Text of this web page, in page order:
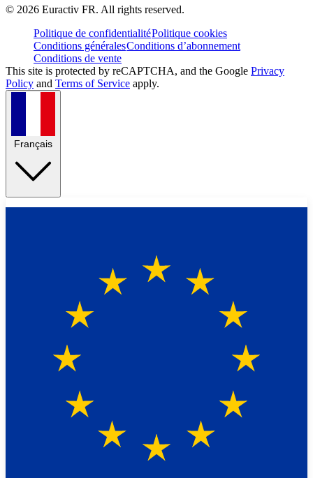
© 2026 Euractiv FR. All rights reserved.
Politique de confidentialitéPolitique cookies
Conditions généralesConditions d’abonnement
Conditions de vente
This site is protected by reCAPTCHA, and the Google Privacy
Policy and Terms of Service apply.
Français